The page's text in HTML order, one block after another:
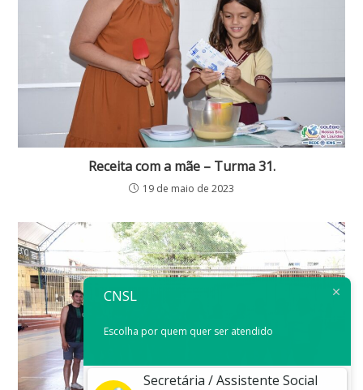
Receita com a mãe – Turma 31.
19 de maio de 2023
CNSL
Escolha por quem quer ser atendido
Secretária / Assistente Social